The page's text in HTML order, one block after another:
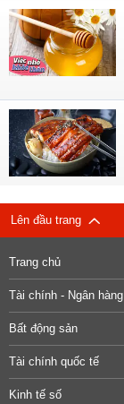
Lên đầu trang
Trang chủ
Tài chính - Ngân hàng
Bất động sản
Tài chính quốc tế
Kinh tế số